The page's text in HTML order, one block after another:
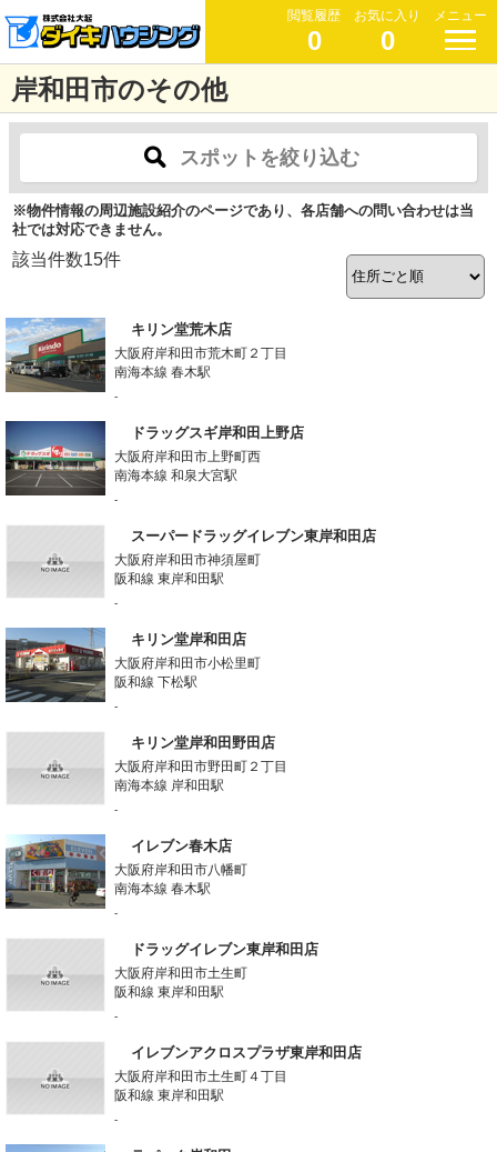
閲覧履歴
0
お気に入り
0
メニュー
岸和田市のその他
スポットを絞り込む
※物件情報の周辺施設紹介のページであり、各店舗への問い合わせは当
社では対応できません。
該当件数15件
キリン堂荒木店
大阪府岸和田市荒木町２丁目
南海本線 春木駅
-
ドラッグスギ岸和田上野店
大阪府岸和田市上野町西
南海本線 和泉大宮駅
-
スーパードラッグイレブン東岸和田店
大阪府岸和田市神須屋町
阪和線 東岸和田駅
-
キリン堂岸和田店
大阪府岸和田市小松里町
阪和線 下松駅
-
キリン堂岸和田野田店
大阪府岸和田市野田町２丁目
南海本線 岸和田駅
-
イレブン春木店
大阪府岸和田市八幡町
南海本線 春木駅
-
ドラッグイレブン東岸和田店
大阪府岸和田市土生町
阪和線 東岸和田駅
-
イレブンアクロスプラザ東岸和田店
大阪府岸和田市土生町４丁目
阪和線 東岸和田駅
-